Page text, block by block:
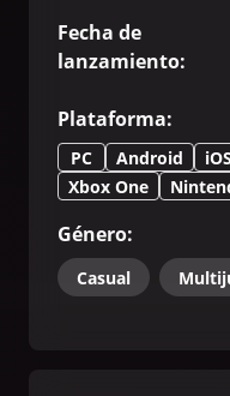
Fecha de
lanzamiento:
Plataforma:
PC Android iOS
Xbox One
Género:
Casual